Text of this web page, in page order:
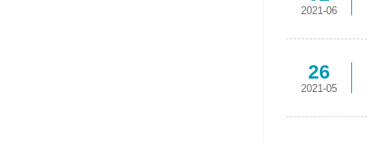
2021-06
26
2021-05